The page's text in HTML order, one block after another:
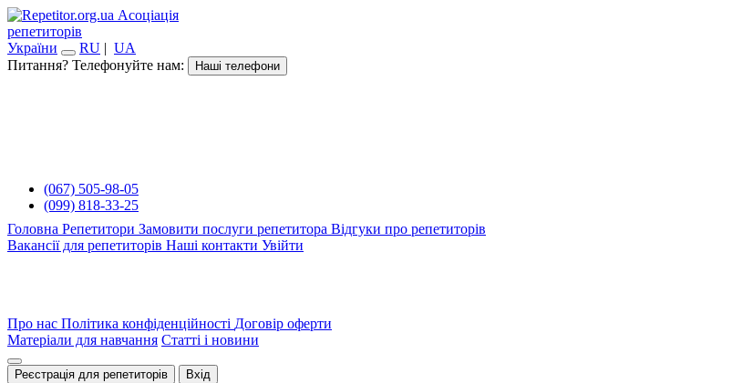
Асоціація
репетиторів
України
RU | UA
Питання? Телефонуйте нам:
Наші телефони
(067) 505-98-05
(099) 818-33-25
Головна Репетитори Замовити послуги репетитора Відгуки про репетиторів
Вакансії для репетиторів Наші контакти Увійти
Про нас Політика конфіденційності Договір оферти
Матеріали для навчання Статті і новини
Реєстрація для репетиторів Вхід